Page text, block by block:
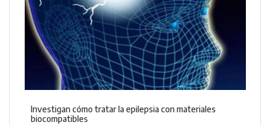
Investigan cómo tratar la epilepsia con materiales
biocompatibles